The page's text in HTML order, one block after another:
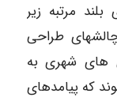
مرتبه زیر
طراحی
های شهری به
که پیامدهای